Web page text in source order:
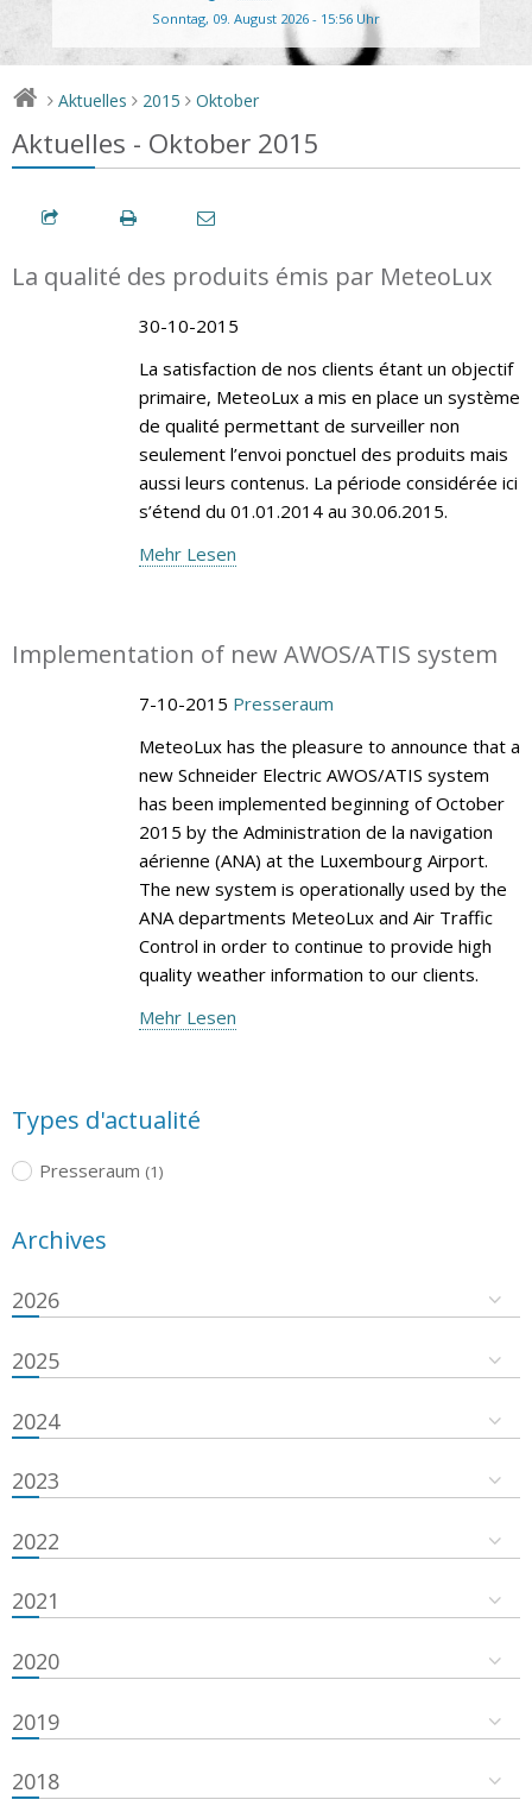
Sonntag, 09. August 2026 - 15:56 Uhr
> Aktuelles > 2015 > Oktober
Aktuelles - Oktober 2015
La qualité des produits émis par MeteoLux
30-10-2015
La satisfaction de nos clients étant un objectif
primaire, MeteoLux a mis en place un système
de qualité permettant de surveiller non
seulement l’envoi ponctuel des produits mais
aussi leurs contenus. La période considérée ici
s’étend du 01.01.2014 au 30.06.2015.
Mehr Lesen
Implementation of new AWOS/ATIS system
7-10-2015 Presseraum
MeteoLux has the pleasure to announce that a
new Schneider Electric AWOS/ATIS system
has been implemented beginning of October
2015 by the Administration de la navigation
aérienne (ANA) at the Luxembourg Airport.
The new system is operationally used by the
ANA departments MeteoLux and Air Traffic
Control in order to continue to provide high
quality weather information to our clients.
Mehr Lesen
Types d'actualité
Presseraum (1)
Archives
2026
2025
2024
2023
2022
2021
2020
2019
2018